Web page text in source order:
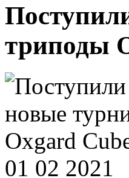
триподы
01 02 2021